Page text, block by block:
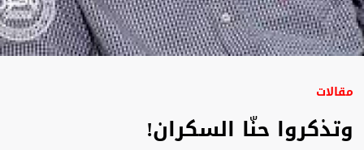
مقالات
وتذكروا حنّا السكران!